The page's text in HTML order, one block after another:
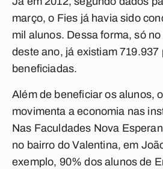
março, o Fies já havia sido
mil alunos. Dessa forma, só
deste ano, já existiam 719.937
beneficiadas.
Além de beneficiar os alunos,
movimenta a economia nas
Nas Faculdades Nova
no bairro do Valentina, em
exemplo, 90% dos alunos de